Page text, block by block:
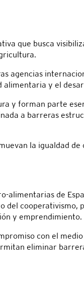
que busca
agencias
alimentaria y el
y forman parte
a barreras
la igualdad
alimentarias de
cooperativismo,
y emprendimiento.
con el
eliminar